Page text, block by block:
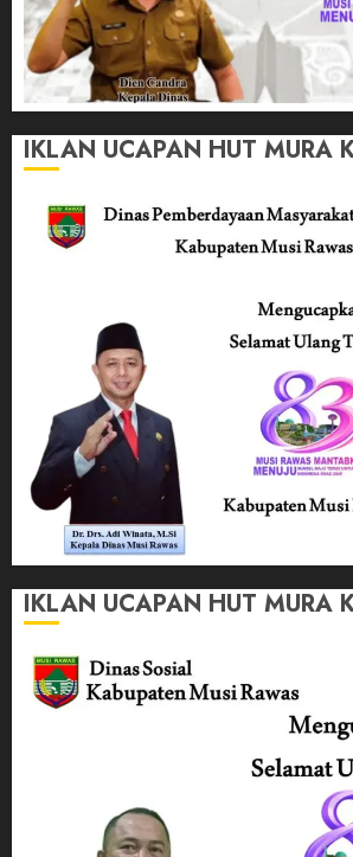
IKLAN UCAPAN HUT MURA
IKLAN UCAPAN HUT MURA